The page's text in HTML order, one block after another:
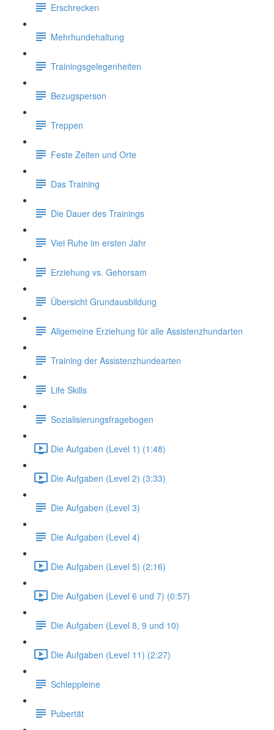
Erschrecken
Mehrhundehaltung
Trainingsgelegenheiten
Bezugsperson
Treppen
Feste Zeiten und Orte
Das Training
Die Dauer des Trainings
Viel Ruhe im ersten Jahr
Erziehung vs. Gehorsam
Übersicht Grundausbildung
Allgemeine Erziehung für alle Assistenzhundarten
Training der Assistenzhundearten
Life Skills
Sozialisierungsfragebogen
Die Aufgaben (Level 1) (1:48)
Die Aufgaben (Level 2) (3:33)
Die Aufgaben (Level 3)
Die Aufgaben (Level 4)
Die Aufgaben (Level 5) (2:16)
Die Aufgaben (Level 6 und 7) (0:57)
Die Aufgaben (Level 8, 9 und 10)
Die Aufgaben (Level 11) (2:27)
Schleppleine
Pubertät